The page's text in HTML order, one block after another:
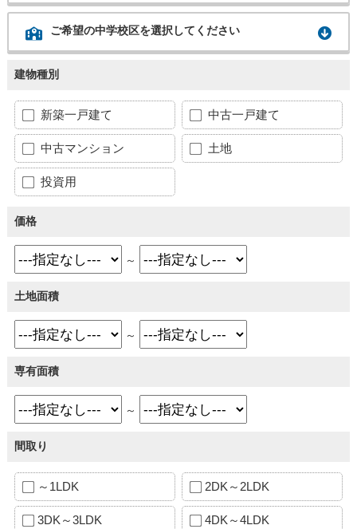
ご希望の中学校区を選択してください
建物種別
新築一戸建て 中古一戸建て
中古マンション 土地
投資用
価格
～
土地面積
～
専有面積
～
間取り
～1LDK 2DK～2LDK
3DK～3LDK 4DK～4LDK